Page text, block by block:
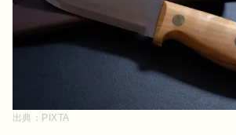
出典： PIXTA